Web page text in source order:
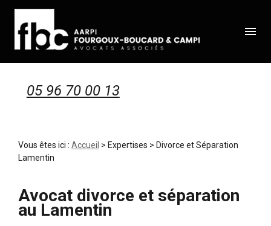
menu
05 96 70 00 13
Vous êtes ici : Accueil > Expertises > Divorce et Séparation
Lamentin
Avocat divorce et séparation
au Lamentin
Panneau de gestion des cookies